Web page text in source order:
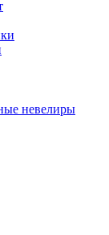
невелиры